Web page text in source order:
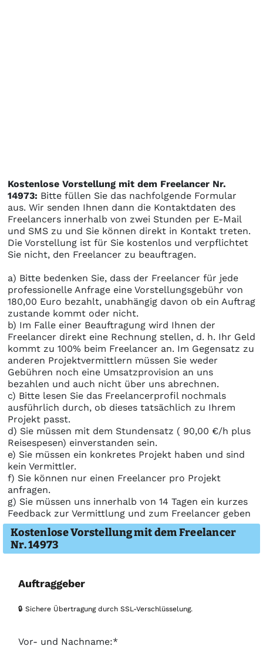
Kostenlose Vorstellung mit dem Freelancer Nr.
14973: Bitte füllen Sie das nachfolgende Formular
aus. Wir senden Ihnen dann die Kontaktdaten des
Freelancers innerhalb von zwei Stunden per E-Mail
und SMS zu und Sie können direkt in Kontakt treten.
Die Vorstellung ist für Sie kostenlos und verpflichtet
Sie nicht, den Freelancer zu beauftragen.
a) Bitte bedenken Sie, dass der Freelancer für jede
professionelle Anfrage eine Vorstellungsgebühr von
180,00 Euro bezahlt, unabhängig davon ob ein Auftrag
zustande kommt oder nicht.
b) Im Falle einer Beauftragung wird Ihnen der
Freelancer direkt eine Rechnung stellen, d. h. Ihr Geld
kommt zu 100% beim Freelancer an. Im Gegensatz zu
anderen Projektvermittlern müssen Sie weder
Gebühren noch eine Umsatzprovision an uns
bezahlen und auch nicht über uns abrechnen.
c) Bitte lesen Sie das Freelancerprofil nochmals
ausführlich durch, ob dieses tatsächlich zu Ihrem
Projekt passt.
d) Sie müssen mit dem Stundensatz ( 90,00 €/h plus
Reisespesen) einverstanden sein.
e) Sie müssen ein konkretes Projekt haben und sind
kein Vermittler.
f) Sie können nur einen Freelancer pro Projekt
anfragen.
g) Sie müssen uns innerhalb von 14 Tagen ein kurzes
Feedback zur Vermittlung und zum Freelancer geben
Kostenlose Vorstellung mit dem Freelancer
Nr. 14973
Auftraggeber
🔒 Sichere Übertragung durch SSL-Verschlüsselung.
Vor- und Nachname:*